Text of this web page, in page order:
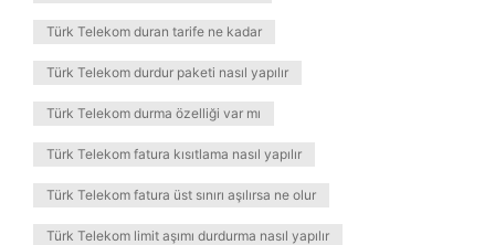
Türk Telekom duran tarife ne kadar
Türk Telekom durdur paketi nasıl yapılır
Türk Telekom durma özelliği var mı
Türk Telekom fatura kısıtlama nasıl yapılır
Türk Telekom fatura üst sınırı aşılırsa ne olur
Türk Telekom limit aşımı durdurma nasıl yapılır